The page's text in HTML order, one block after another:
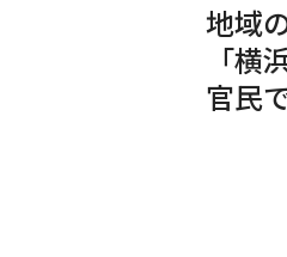
地域
「
官民